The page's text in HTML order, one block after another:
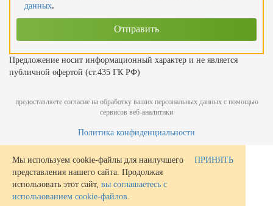
данных.
Предложение носит информационный характер и не является
публичной офертой (ст.435 ГК РФ)
предоставляете согласие на обработку ваших персональных данных с помощью
сервисов веб-аналитики
Политика конфиденциальности
Мы используем cookie-файлы для наилучшего
представления нашего сайта. Продолжая
использовать этот сайт, вы соглашаетесь с
использованием cookie-файлов.
ПРИНЯТЬ